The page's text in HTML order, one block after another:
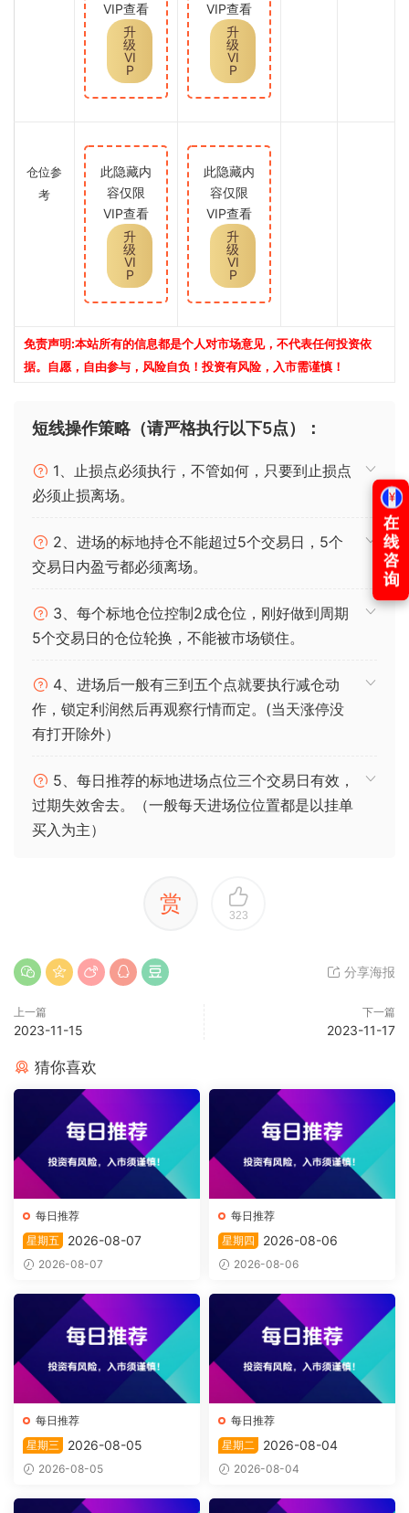
VIP查看
升
级
VI
P
VIP查看
升
级
VI
P
仓位参
考
此隐藏内
容仅限
VIP查看
升
级
VI
P
此隐藏内
容仅限
VIP查看
升
级
VI
P
免责声明:本站所有的信息都是个人对市场意见，不代表任何投资依
据。自愿，自由参与，风险自负！投资有风险，入市需谨慎！
短线操作策略（请严格执行以下5点）：
1、止损点必须执行，不管如何，只要到止损点
必须止损离场。
2、进场的标地持仓不能超过5个交易日，5个
交易日内盈亏都必须离场。
3、每个标地仓位控制2成仓位，刚好做到周期
5个交易日的仓位轮换，不能被市场锁住。
4、进场后一般有三到五个点就要执行减仓动
作，锁定利润然后再观察行情而定。(当天涨停没
有打开除外）
5、每日推荐的标地进场点位三个交易日有效，
过期失效舍去。（一般每天进场位位置都是以挂单
买入为主）
赏 323
分享海报
上一篇
2023-11-15
下一篇
2023-11-17
猜你喜欢
每日推荐
星期五
2026-08-07
2026-08-07
每日推荐
星期四
2026-08-06
2026-08-06
每日推荐
星期三
2026-08-05
2026-08-05
每日推荐
星期二
2026-08-04
2026-08-04